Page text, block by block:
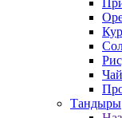
Чай
Тандыры